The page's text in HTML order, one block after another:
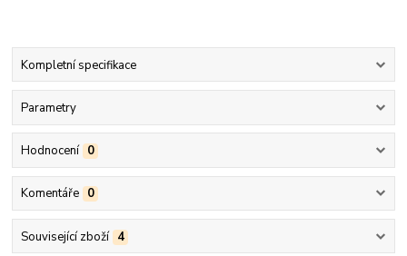
Kompletní specifikace
Parametry
Hodnocení 0
Komentáře 0
Související zboží 4